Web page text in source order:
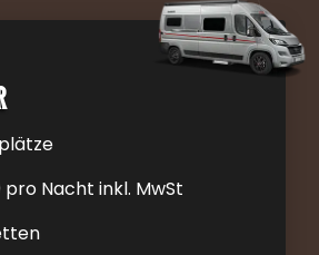
Nacht inkl. MwSt